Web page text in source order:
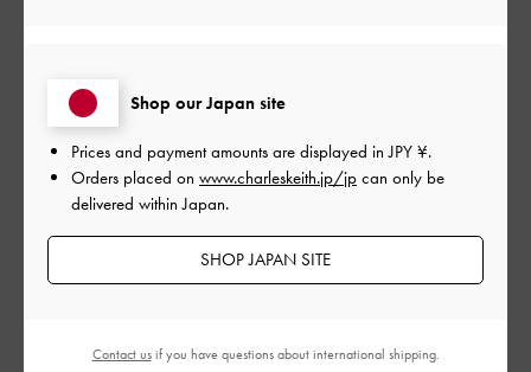
このレビューは役に立ちましたか？
ご利用者様
めちゃくちゃお気に入り
2023-08-20
Shop our Japan site
Prices and payment amounts are displayed inJPY ¥.
Orders placed on www.charleskeith.jp/jp can only be
delivered within Japan.
SHOP JAPAN SITE
Contact usif you have questions about international shipping.